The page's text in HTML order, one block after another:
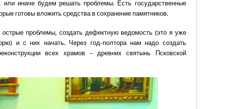
иначе будем решать проблемы. Есть государственные
готовы вложить средства в сохранение памятников.
острые проблемы, создать дефектную ведомость (это я уже
и с них начать. Через год-полтора нам надо создать
всех храмов – древних святынь Псковской